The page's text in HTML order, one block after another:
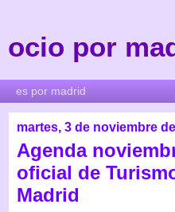
ocio por
martes, 3 de noviembre
Agenda
oficial de
Madrid